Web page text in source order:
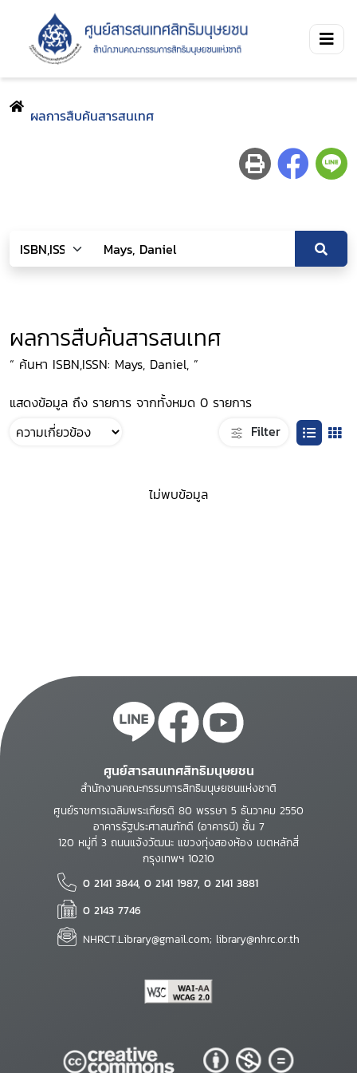
ผลการสืบค้นสารสนเทศ
ผลการสืบค้นสารสนเทศ
“ ค้นหา ISBN,ISSN: Mays, Daniel, ”
แสดงข้อมูล ถึง รายการ จากทั้งหมด 0 รายการ
Filter
ไม่พบข้อมูล
ศูนย์สารสนเทศสิทธิมนุษยชน
สำนักงานคณะกรรมการสิทธิมนุษยชนแห่งชาติ
ศูนย์ราชการเฉลิมพระเกียรติ 80 พรรษา 5 ธันวาคม 2550
อาคารรัฐประศาสนภักดี (อาคารบี) ชั้น 7
120 หมู่ที่ 3 ถนนแจ้งวัฒนะ แขวงทุ่งสองห้อง เขตหลักสี่
กรุงเทพฯ 10210
0 2141 3844, 0 2141 1987, 0 2141 3881
0 2143 7746
NHRCT.Library@gmail.com; library@nhrc.or.th